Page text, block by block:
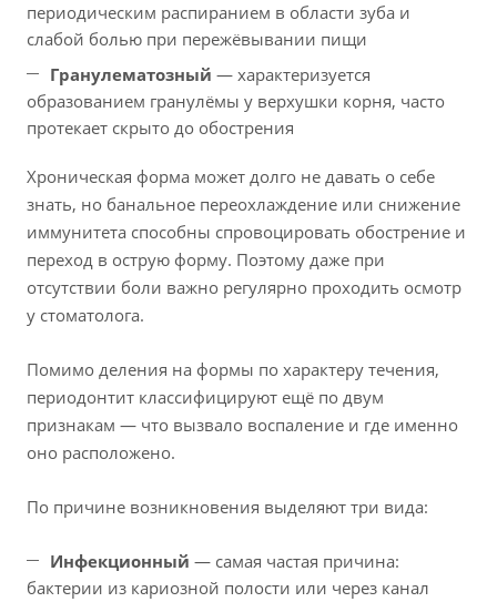
периодическим распиранием в области зуба и
слабой болью при пережёвывании пищи
Гранулематозный — характеризуется
образованием гранулёмы у верхушки корня, часто
протекает скрыто до обострения
Хроническая форма может долго не давать о себе
знать, но банальное переохлаждение или снижение
иммунитета способны спровоцировать обострение и
переход в острую форму. Поэтому даже при
отсутствии боли важно регулярно проходить осмотр
у стоматолога.
Помимо деления на формы по характеру течения,
периодонтит классифицируют ещё по двум
признакам — что вызвало воспаление и где именно
оно расположено.
По причине возникновения выделяют три вида:
Инфекционный — самая частая причина:
бактерии из кариозной полости или через канал